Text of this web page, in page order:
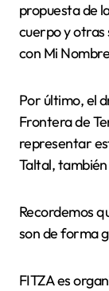
propuesta de
cuerpo y otras
con Mi
Por último, el
Frontera de
representar
Taltal,
Recordemos
son de forma
FITZA es